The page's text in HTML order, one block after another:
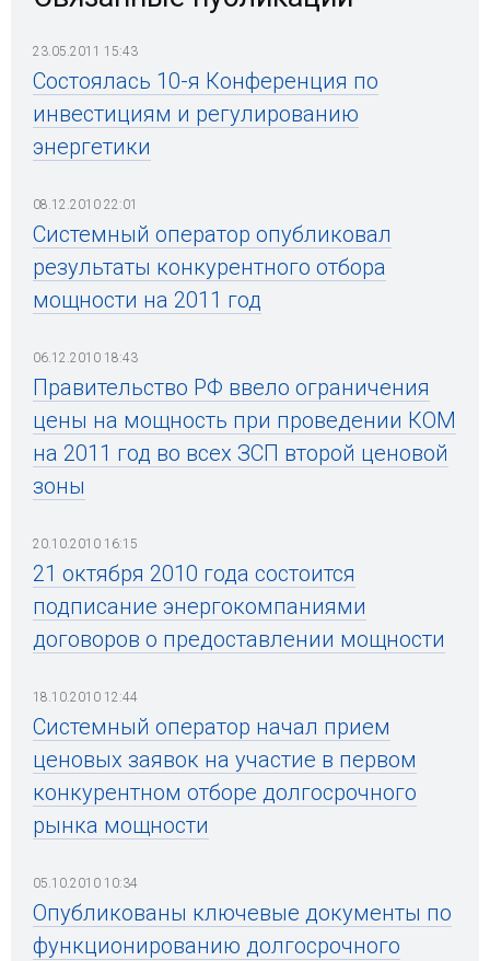
23.05.2011 15:43
Состоялась 10-я Конференция по
инвестициям и регулированию
энергетики
08.12.2010 22:01
Системный оператор опубликовал
результаты конкурентного отбора
мощности на 2011 год
06.12.2010 18:43
Правительство РФ ввело ограничения
цены на мощность при проведении КОМ
на 2011 год во всех ЗСП второй ценовой
зоны
20.10.2010 16:15
21 октября 2010 года состоится
подписание энергокомпаниями
договоров о предоставлении мощности
18.10.2010 12:44
Системный оператор начал прием
ценовых заявок на участие в первом
конкурентном отборе долгосрочного
рынка мощности
05.10.2010 10:34
Опубликованы ключевые документы по
функционированию долгосрочного